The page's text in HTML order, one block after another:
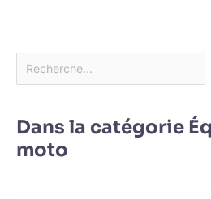
Dans la catégorie
moto